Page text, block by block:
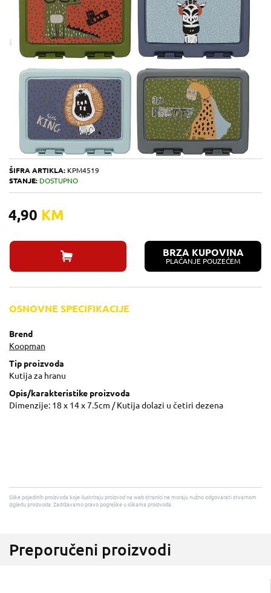
ŠIFRA ARTIKLA: KPM4519
STANJE: DOSTUPNO
4,90 KM
BRZA KUPOVINA
PLAĆANJE POUZEĆEM
OSNOVNE SPECIFIKACIJE
Brend
Koopman
Tip proizvoda
Kutija za hranu
Opis/karakteristike proizvoda
Dimenzije: 18 x 14 x 7.5cm / Kutija dolazi u četiri dezena
Slike pojedinih proizvoda koje ilustriraju proizvod na web stranici ne moraju nužno odgovarati stvarnom
izgledu proizvoda. Zadržavamo pravo pogreške u slikama proizvoda.
Preporučeni proizvodi